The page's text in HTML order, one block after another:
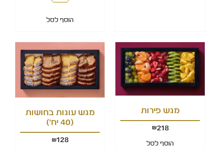
הוסף לסל
מגש פירות
218
₪
הוסף לסל
מגש עוגות בחושות
(40 יח')
128
₪